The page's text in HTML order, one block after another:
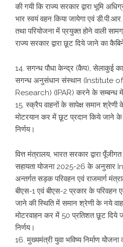
की गयी कि राज्य सरकार द्वारा भूमि
भार स्वयं वहन किया जायेगा एवं
तथा परियोजना में प्रयुक्त होने वाली
राज्य सरकार द्वारा छूट दिये जाने का
14. सगन्ध पौधा केन्द्र (कैप), सेलाकुई का
सगन्ध अनुसंधान संस्थान (Institute
Research) (IPAR) करने के सम्बन्ध में
15. स्क्रैप वाहनों के सापेक्ष समान
मोटरयान कर में छूट प्रदान किये जाने के
निर्णय।
वित्त मंत्रालय, भारत सरकार द्वारा
सहायता योजना 2025-26 के अनुसार
अन्तर्गत सड़क परिवहन एवं राजमार्ग
बीएस-1 एवं बीएस-2 प्रकार के परिवहन
जाने की स्थिति में समान श्रेणी के नये
मोटरवाहन कर में 50 प्रतिशत छूट दिये
निर्णय।
16. मुख्यमंत्री युवा भविष्य निर्माण